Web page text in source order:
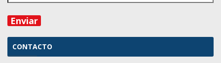
CONTACTO